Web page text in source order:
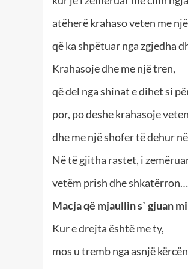
atëherë krahaso veten me
që ka shpëtuar nga zgjedha
Krahasoje dhe me një tren,
që del nga shinat e dihet si
por, po deshe krahasoje
dhe me një shofer të dehur
Në të gjitha rastet, i
vetëm prish dhe
Macja që mjaullin s` gjuan
Kur e drejta është me ty,
mos u tremb nga asnjë